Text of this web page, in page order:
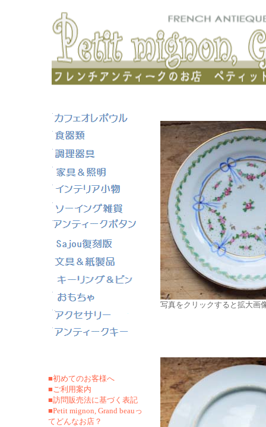
■初めてのお客様へ
■ご利用案内
■訪問販売法に基づく表記
■Petit mignon, Grand beauっ
てどんなお店？
写真をクリックすると拡大画